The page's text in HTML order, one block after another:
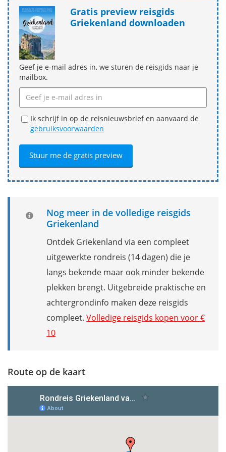
Gratis preview reisgids
Griekenland downloaden
Geef je e-mail adres in, we sturen de reisgids naar je
mailbox.
Ik schrijf in op de reisnieuwsbrief en aanvaard de
gebruiksvoorwaarden
Nog meer in de volledige reisgids
Griekenland
Ontdek Griekenland via een compleet
uitgewerkte rondreis (14 dagen) die je
langs bekende maar ook minder bekende
plekken brengt. Uitgebreide praktische en
achtergrondinfo maken deze reisgids
compleet.Volledige reisgids kopen voor €
10
Route op de kaart